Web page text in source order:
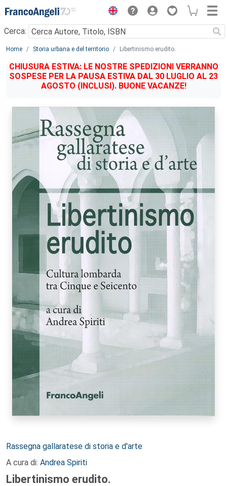
Menu
Cerca:
Main content
Home Storia urbana e del territorio Libertinismo erudito.
CHIUSURA ESTIVA: LE NOSTRE SPEDIZIONI VERRANNO
SOSPESE PER LA PAUSA ESTIVA DAL 30 LUGLIO AL 23
AGOSTO (INCLUSI). BUONE VACANZE!
Autori:
Rassegna gallaratese di storia e d'arte
A cura di: Andrea Spiriti
Libertinismo erudito.